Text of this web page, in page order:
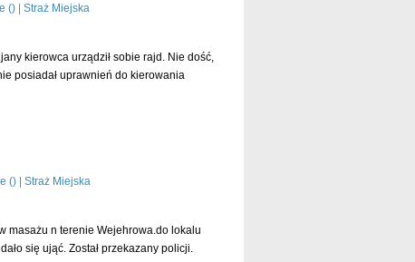
()| Straż Miejska
kierowca urządził sobie rajd. Nie dość,
posiadał uprawnień do kierowania
()| Straż Miejska
masażu n terenie Wejehrowa.do lokalu
się ująć. Został przekazany policji.